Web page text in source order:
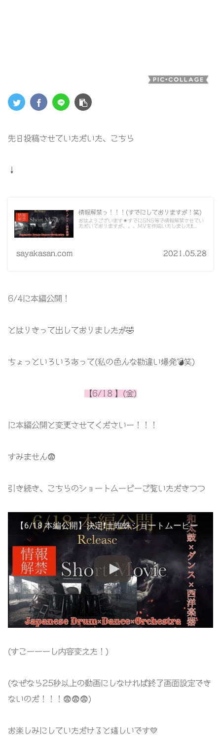
先日投稿させていただいた、こちら
↓
情報解禁っ！！！(すでにしておりますが！笑)
おはようございます☀️すでにSNS等で情報解禁させてい
ただいておりますが、、、MVを作成いたしました❗...
sayakasan.com 2021.05.28
6/4に本編公開！
とはりきって出しておりましたが🤣
ちょっといろいろあって(私の色んな勘違い爆発💣笑)
【6/18 】 (金)
に本編公開と変更させてくださいー！！！
すみません😨
引き続き、こちらのショートムービーご覧いただきつつ
【6/18 本編公開】決定❗️土蜘蛛ショートムービー
(すこーーーし内容変えた！ )
(なぜなら25秒以上の動画にしなければ終了画面設定でき
ないのだ！！！ 😨😨😨)
お楽しみにしていただけると嬉しいです💛